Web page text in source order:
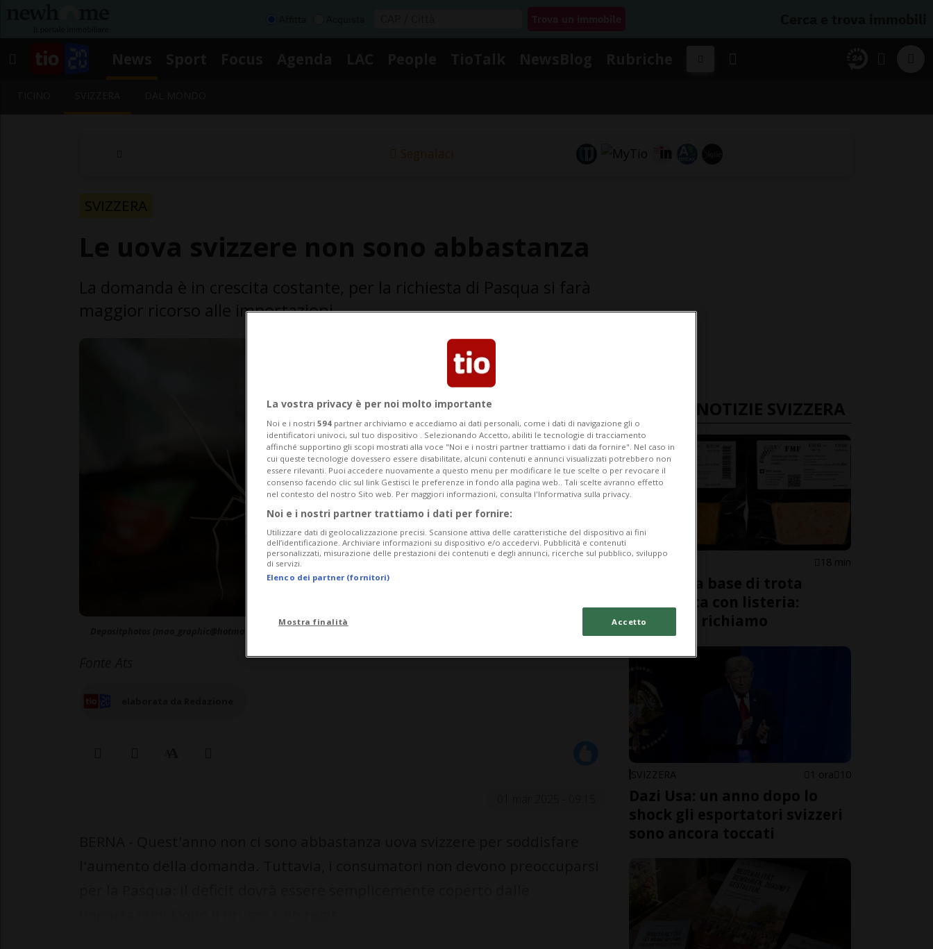
Segnalaci
SVIZZERA
maggior ricorso alle importazioni
ULTIME NOTIZIE SVIZZERA
SVIZZERA 18 min
Prodotti a base di trota
salmonata con listeria:
avviato il richiamo
SVIZZERA 1 ora 10
Dazi Usa: un anno dopo lo
shock gli esportatori svizzeri
sono ancora toccati
La vostra privacy è per noi molto importante
Noi e i nostri 594 partner archiviamo e accediamo ai dati personali, come i dati di navigazione gli o
identificatori univoci, sul tuo dispositivo . Selezionando Accetto, abiliti le tecnologie di tracciamento
affinché supportino gli scopi mostrati alla voce "Noi e i nostri partner trattiamo i dati da fornire". Nel caso in
cui queste tecnologie dovessero essere disabilitate, alcuni contenuti e annunci visualizzati potrebbero non
essere rilevanti. Puoi accedere nuovamente a questo menu per modificare le tue scelte o per revocare il
consenso facendo clic sul link Gestisci le preferenze in fondo alla pagina web.. Tali scelte avranno effetto
nel contesto del nostro Sito web. Per maggiori informazioni, consulta l'Informativa sulla privacy.
Noi e i nostri partner trattiamo i dati per fornire:
Utilizzare dati di geolocalizzazione precisi. Scansione attiva delle caratteristiche del dispositivo ai fini
dell’identificazione. Archiviare informazioni su dispositivo e/o accedervi. Pubblicità e contenuti
personalizzati, misurazione delle prestazioni dei contenuti e degli annunci, ricerche sul pubblico, sviluppo
di servizi.
Elenco dei partner (fornitori)
Mostra finalità Accetto